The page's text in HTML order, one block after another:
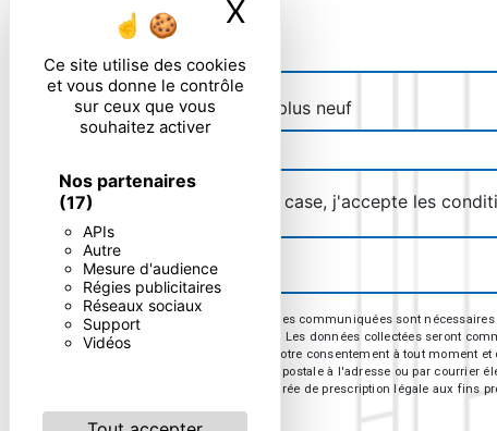
Ce site utilise des cookies
et vous donne le contrôle
sur ceux que vous
souhaitez activer
Nos partenaires
(17)
APIs
Autre
Mesure d'audience
Régies publicitaires
Réseaux sociaux
Support
Vidéos
X
Combien font sept plus neuf
En cochant cette case, j'accepte les
** Les données personnelles communiquées sont
répondre à votre message. Les données collectées seront
d’opposition, de retrait de votre consentement à tout moment
exercer ces droits par voie postale à l'adresse ou par
contact puis pendant la durée de prescription légale aux fins